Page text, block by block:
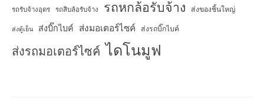
รถรับจ้างอุดร รถสิบล้อรับจ้าง รถหกล้อรับจ้าง ส่งของชิ้นใหญ่
ส่งตู้เย็น ส่งบิ๊กไบค์ ส่งมอเตอร์ไซค์ ส่งรถบิ๊กไบค์
ส่งรถมอเตอร์ไซค์ ไดโนมูฟ